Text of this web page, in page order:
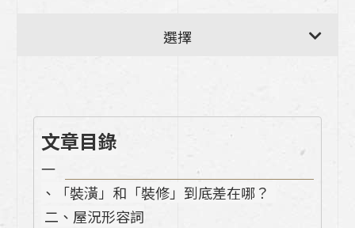
選擇
【廚房耐用度自測表】
《我如何挑選廚具?三大物理真相告訴你，
廚具該怎麼選?》
【廚房保養】別再等年底大掃除！每天周5
分鐘「順手清」，讓廚具永遠像新的一樣
文章目錄
一
、「裝潢」和「裝修」到底差在哪？
二、屋況形容詞